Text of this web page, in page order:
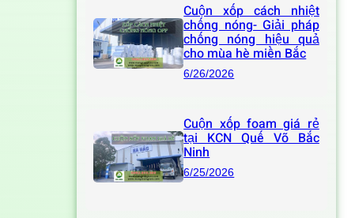
Cuộn xốp cách nhiệt
chống nóng- Giải pháp
chống nóng hiệu quả
cho mùa hè miền Bắc
6/26/2026
Cuộn xốp foam giá rẻ
tại KCN Quế Võ Bắc
Ninh
6/25/2026